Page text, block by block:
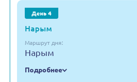
День 4
Нарым
Маршрут дня:
Нарым
Подробнее